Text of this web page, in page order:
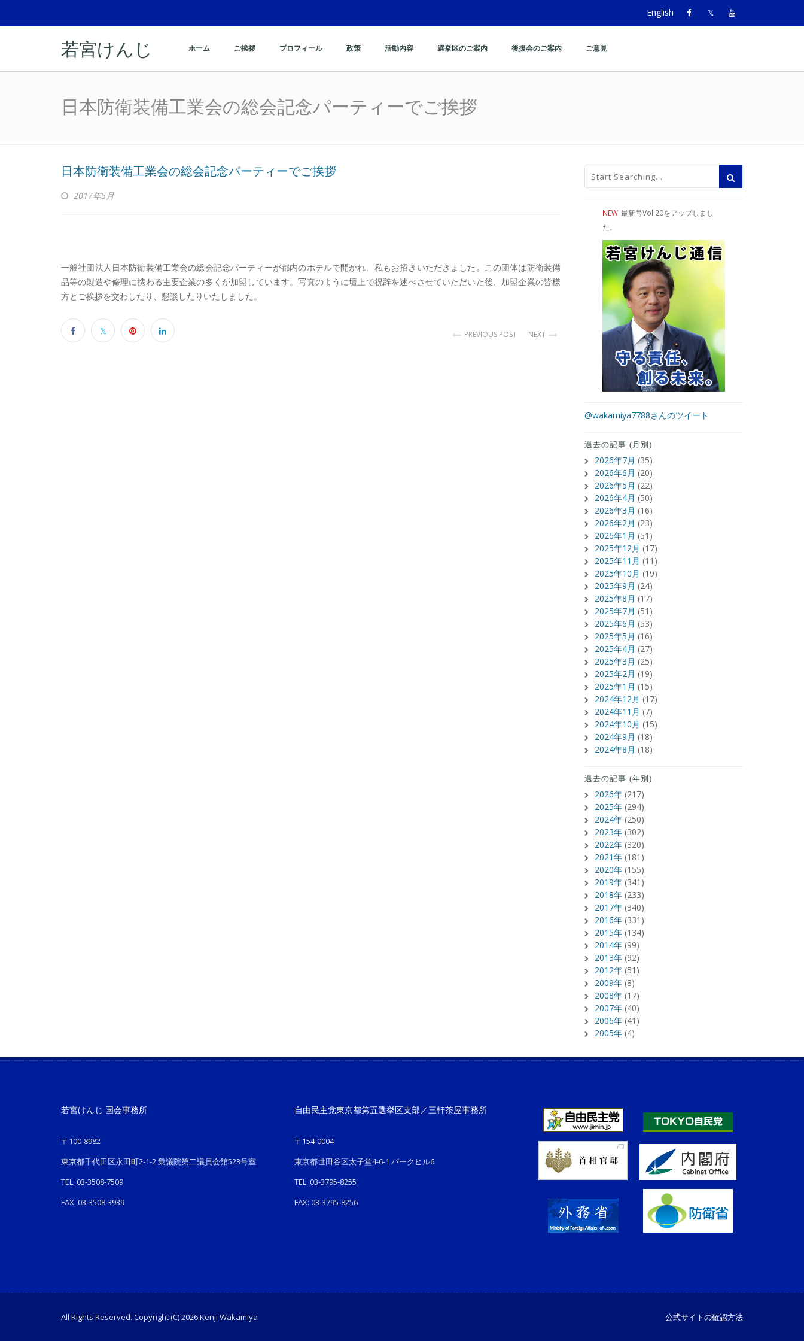
English
若宮けんじ ホーム ご挨拶 プロフィール 政策 活動内容 選挙区のご案内 後援会のご案内 ご意見
日本防衛装備工業会の総会記念パーティーでご挨拶
日本防衛装備工業会の総会記念パーティーでご挨拶
2017年5月
一般社団法人日本防衛装備工業会の総会記念パーティーが都内のホテルで開かれ、私もお招きいただきました。この団体は防衛装備
品等の製造や修理に携わる主要企業の多くが加盟しています。写真のように壇上で祝辞を述べさせていただいた後、加盟企業の皆様
方とご挨拶を交わしたり、懇談したりいたしました。
PREVIOUS POST NEXT
NEW 最新号Vol.20をアップしまし
た。
@wakamiya7788さんのツイート
過去の記事 (月別)
2026年7月 (35)
2026年6月 (20)
2026年5月 (22)
2026年4月 (50)
2026年3月 (16)
2026年2月 (23)
2026年1月 (51)
2025年12月 (17)
2025年11月 (11)
2025年10月 (19)
2025年9月 (24)
2025年8月 (17)
2025年7月 (51)
2025年6月 (53)
2025年5月 (16)
2025年4月 (27)
2025年3月 (25)
2025年2月 (19)
2025年1月 (15)
2024年12月 (17)
2024年11月 (7)
2024年10月 (15)
2024年9月 (18)
2024年8月 (18)
過去の記事 (年別)
2026年 (217)
2025年 (294)
2024年 (250)
2023年 (302)
2022年 (320)
2021年 (181)
2020年 (155)
2019年 (341)
2018年 (233)
2017年 (340)
2016年 (331)
2015年 (134)
2014年 (99)
2013年 (92)
2012年 (51)
2009年 (8)
2008年 (17)
2007年 (40)
2006年 (41)
2005年 (4)
若宮けんじ 国会事務所
〒100-8982
東京都千代田区永田町2-1-2 衆議院第二議員会館523号室
TEL: 03-3508-7509
FAX: 03-3508-3939
自由民主党東京都第五選挙区支部／三軒茶屋事務所
〒154-0004
東京都世田谷区太子堂4-6-1 パークヒル6
TEL: 03-3795-8255
FAX: 03-3795-8256
All Rights Reserved. Copyright (C) 2026 Kenji Wakamiya 公式サイトの確認方法